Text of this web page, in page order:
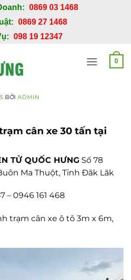
0869 03 1468
0869 27 1468
098 19 12347
0
BỞIADMIN
cân xe 30 tấn tại
TỬ QUỐC HƯNG Số 78
Ma Thuột, Tỉnh Đăk Lăk
– 0946 161 468
trạm cân xe ô tô 3m x 6m,